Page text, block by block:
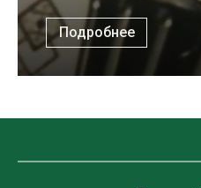
Подробнее